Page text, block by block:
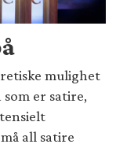
mulighet
er satire,
all satire